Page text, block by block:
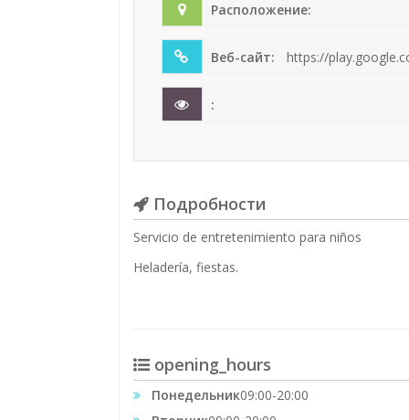
Расположение:
Веб-сайт: https://
:
Подробности
Servicio de entretenimiento para niños
Heladería, fiestas.
opening_hours
Понедельник09:00-20:00